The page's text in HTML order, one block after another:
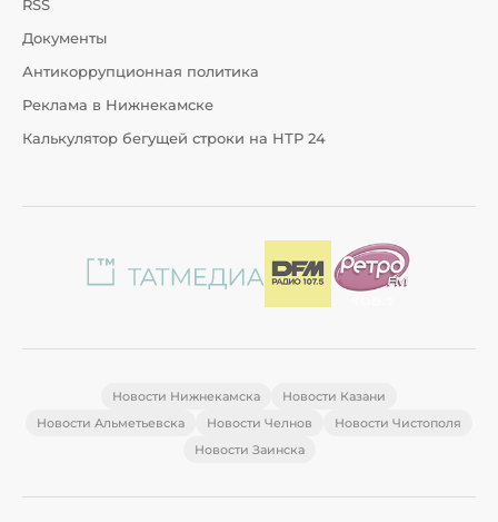
RSS
Документы
Антикоррупционная политика
Реклама в Нижнекамске
Калькулятор бегущей строки на НТР 24
Новости Нижнекамска
Новости Казани
Новости Альметьевска
Новости Челнов
Новости Чистополя
Новости Заинска